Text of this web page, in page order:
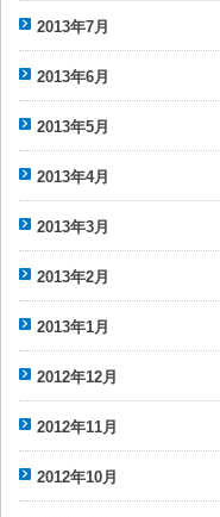
2013年7月
2013年6月
2013年5月
2013年4月
2013年3月
2013年2月
2013年1月
2012年12月
2012年11月
2012年10月